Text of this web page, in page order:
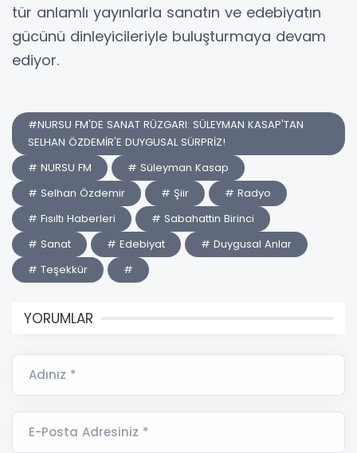
tür anlamlı yayınlarla sanatın ve edebiyatın
gücünü dinleyicileriyle buluşturmaya devam
ediyor.
#NURSU FM'DE SANAT RÜZGARI: SÜLEYMAN KASAP'TAN
SELHAN ÖZDEMİR'E DUYGUSAL SÜRPRİZ!
# NURSU FM
# Süleyman Kasap
# Selhan Özdemir
# Şiir
# Radyo
# Fısıltı Haberleri
# Sabahattin Birinci
# Sanat
# Edebiyat
# Duygusal Anlar
# Teşekkür
#
YORUMLAR
Adınız *
E-Posta Adresiniz *